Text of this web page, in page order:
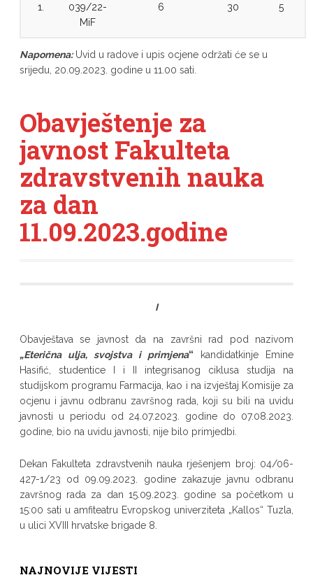
1.
039/22-
MiF
6 30 5
Napomena: Uvid u radove i upis ocjene održati će se u
srijedu, 20.09.2023. godine u 11.00 sati.
Obavještenje za
javnost Fakulteta
zdravstvenih nauka
za dan
11.09.2023.godine
I
Obavještava se javnost da na završni rad pod nazivom
„Eterična ulja, svojstva i primjena“ kandidatkinje Emine
Hasifić, studentice I i II integrisanog ciklusa studija na
studijskom programu Farmacija, kao i na izvještaj Komisije za
ocjenu i javnu odbranu završnog rada, koji su bili na uvidu
javnosti u periodu od 24.07.2023. godine do 07.08.2023.
godine, bio na uvidu javnosti, nije bilo primjedbi.
Dekan Fakulteta zdravstvenih nauka rješenjem broj: 04/06-
427-1/23 od 09.09.2023. godine zakazuje javnu odbranu
završnog rada za dan 15.09.2023. godine sa početkom u
15:00 sati u amfiteatru Evropskog univerziteta „Kallos“ Tuzla,
u ulici XVIII hrvatske brigade 8.
NAJNOVIJE VIJESTI